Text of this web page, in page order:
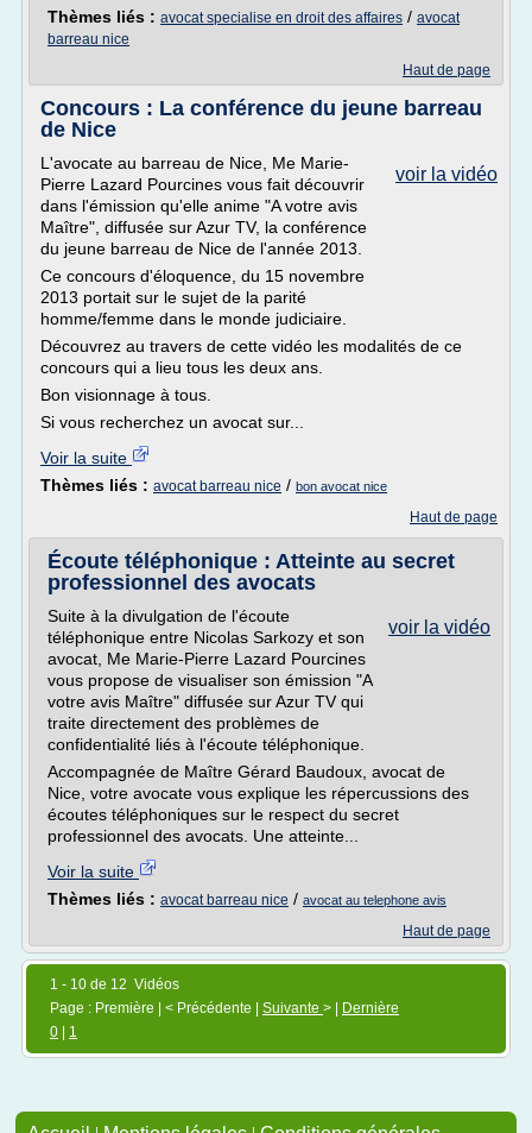
Thèmes liés : avocat specialise en droit des affaires / avocat
barreau nice
Haut de page
Concours : La conférence du jeune barreau
de Nice
voir la vidéo
L'avocate au barreau de Nice, Me Marie-
Pierre Lazard Pourcines vous fait découvrir
dans l'émission qu'elle anime "A votre avis
Maître", diffusée sur Azur TV, la conférence
du jeune barreau de Nice de l'année 2013.
Ce concours d'éloquence, du 15 novembre
2013 portait sur le sujet de la parité
homme/femme dans le monde judiciaire.
Découvrez au travers de cette vidéo les modalités de ce
concours qui a lieu tous les deux ans.
Bon visionnage à tous.
Si vous recherchez un avocat sur...
Voir la suite
Thèmes liés : avocat barreau nice / bon avocat nice
Haut de page
Écoute téléphonique : Atteinte au secret
professionnel des avocats
voir la vidéo
Suite à la divulgation de l'écoute
téléphonique entre Nicolas Sarkozy et son
avocat, Me Marie-Pierre Lazard Pourcines
vous propose de visualiser son émission "A
votre avis Maître" diffusée sur Azur TV qui
traite directement des problèmes de
confidentialité liés à l'écoute téléphonique.
Accompagnée de Maître Gérard Baudoux, avocat de
Nice, votre avocate vous explique les répercussions des
écoutes téléphoniques sur le respect du secret
professionnel des avocats. Une atteinte...
Voir la suite
Thèmes liés : avocat barreau nice / avocat au telephone avis
Haut de page
1 - 10 de 12 Vidéos
Page : Première | < Précédente | Suivante > |
Dernière
0
1